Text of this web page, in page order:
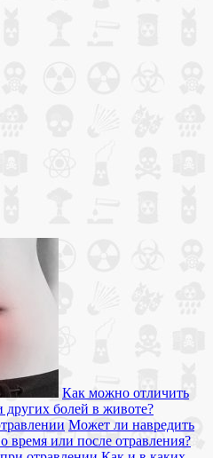
Как можно отличить
других болей в животе?
Может ли навредить
время или после отравления?